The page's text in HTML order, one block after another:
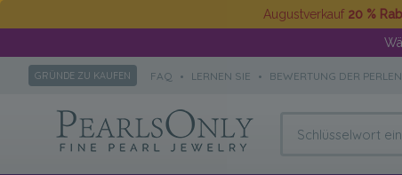
Augustverkauf 20 %
GRÜNDE ZU KAUFEN FAQ • LERNEN SIE • BEWERTUNG DER PERLEN